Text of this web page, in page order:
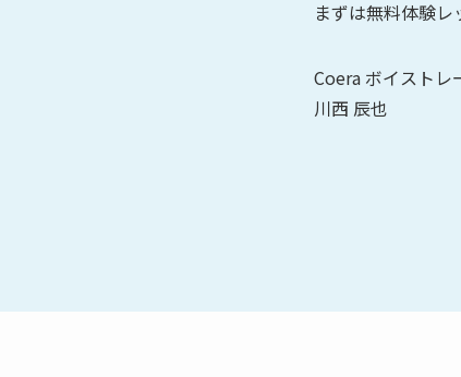
まずは無料体験レ
Coera ボイストレ
川西 辰也